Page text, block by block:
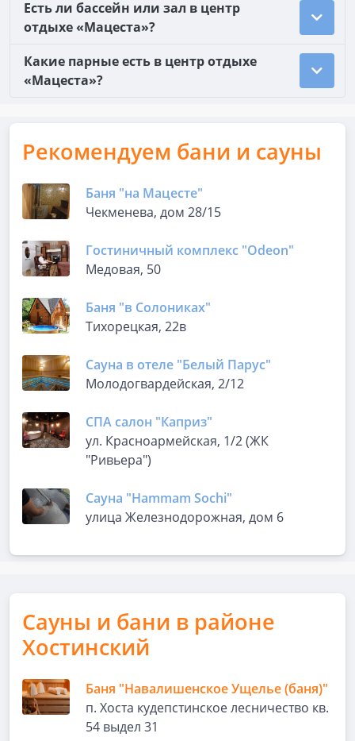
Есть ли бассейн или зал в центр
отдыхе «Мацеста»?
Какие парные есть в центр отдыхе
«Мацеста»?
Рекомендуем бани и сауны
Баня "на Мацесте"
Чекменева, дом 28/15
Гостиничный комплекс "Odeon"
Медовая, 50
Баня "в Солониках"
Тихорецкая, 22в
Сауна в отеле "Белый Парус"
Молодогвардейская, 2/12
СПА салон "Каприз"
ул. Красноармейская, 1/2 (ЖК
"Ривьера")
Сауна "Hammam Sochi"
улица Железнодорожная, дом 6
Сауны и бани в районе
Хостинский
Баня "Навалишенское Ущелье (баня)"
п. Хоста кудепстинское лесничество кв.
54 выдел 31